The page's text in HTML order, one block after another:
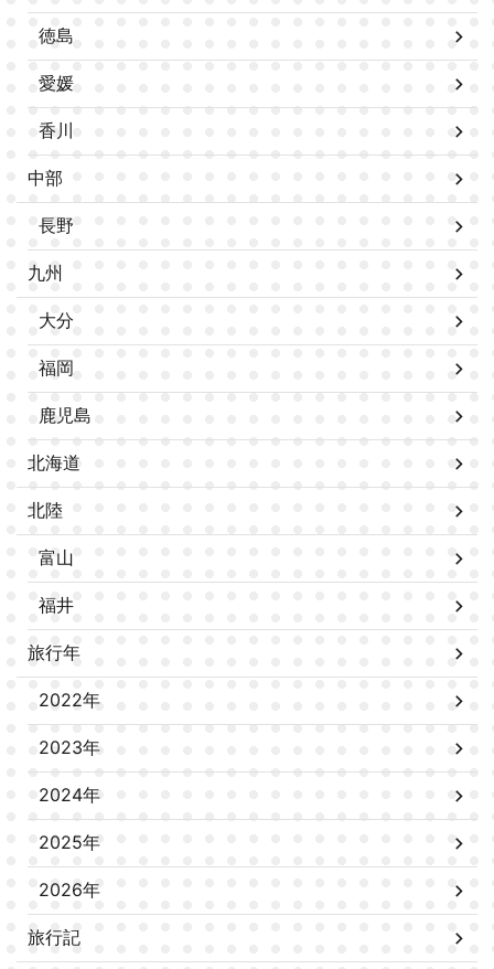
徳島
愛媛
香川
中部
長野
九州
大分
福岡
鹿児島
北海道
北陸
富山
福井
旅行年
2022年
2023年
2024年
2025年
2026年
旅行記